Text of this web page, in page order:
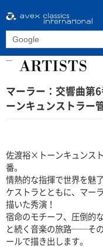
マーラー：交響曲
ーンキュンストラー
佐渡裕×トーンキュンス
番。
情熱的な指揮で世界を魅
ケストラとともに、マー
描いた秀演！
宿命のモチーフ、圧倒的
と続く音楽の旅路──そ
ールで描き出します。